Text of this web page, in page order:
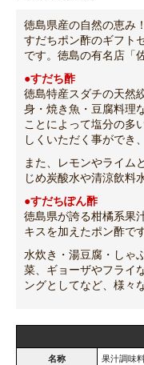
徳島県産の自然の恵み
すだちポン酢のギフト
です。徳島の有名店「
●すだち酢
徳島特産スダチの天然
身・焼き魚・豆腐料理
ことによって塩分の多
しくいただく事ができ
また、レモンやライム
じめ炭酸水や清涼飲料
●すだちぽん酢
徳島県が誇る柑橘系果
キスを加えたポン酢です
水炊き・湯豆腐・しゃ
菜、ギョーザやフライ
ングとしてなど、様々
名称 果汁調味